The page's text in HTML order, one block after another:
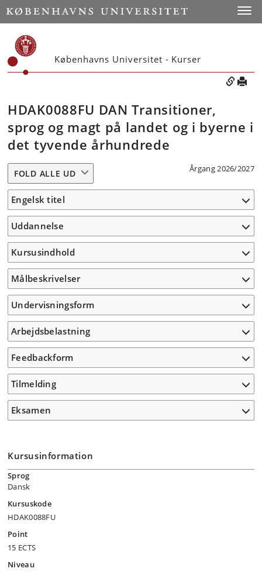
Københavns Universitet - Kurser
HDAK0088FU DAN Transitioner,
sprog og magt på landet og i byerne i
det tyvende århundrede
Årgang 2026/2027
FOLD ALLE UD
Engelsk titel
Uddannelse
Kursusindhold
Målbeskrivelser
Undervisningsform
Arbejdsbelastning
Feedbackform
Tilmelding
Eksamen
Kursusinformation
Sprog
Dansk
Kursuskode
HDAK0088FU
Point
15 ECTS
Niveau